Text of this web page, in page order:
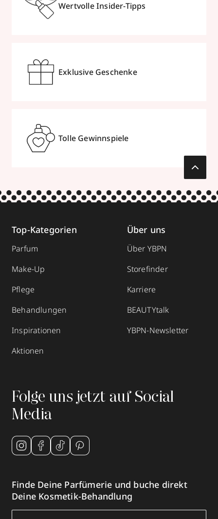
Wertvolle Insider-Tipps
Exklusive Geschenke
Tolle Gewinnspiele
Top-Kategorien
Parfum
Make-Up
Pflege
Behandlungen
Inspirationen
Aktionen
Über uns
Über YBPN
Storefinder
Karriere
BEAUTYtalk
YBPN-Newsletter
Folge uns jetzt auf Social
Media
Finde Deine Parfümerie und buche direkt
Deine Kosmetik-Behandlung